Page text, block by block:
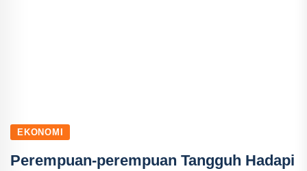
EKONOMI
Perempuan-perempuan Tangguh Hadapi